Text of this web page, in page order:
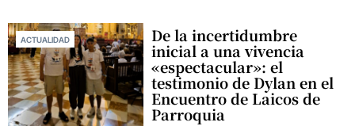
ACTUALIDAD De la incertidumbre
inicial a una vivencia
«espectacular»: el
testimonio de Dylan en el
Encuentro de Laicos de
Parroquia